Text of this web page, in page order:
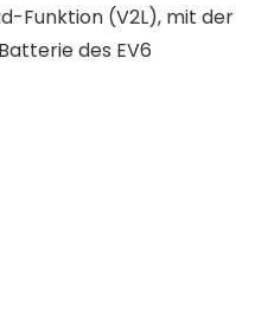
Funktion (V2L), mit der
des EV6